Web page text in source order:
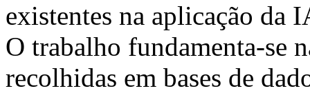
existentes na aplicação da
O trabalho fundamenta-se
recolhidas em bases de